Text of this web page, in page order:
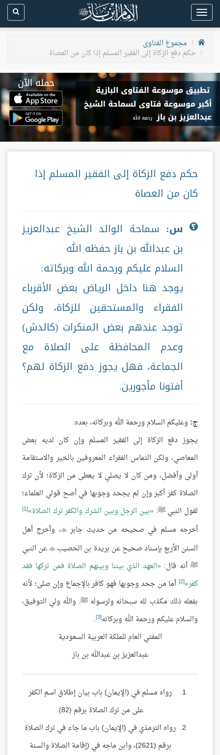
Toggle
navigation
مجموع الفتاوى
حكم دفع الزكاة إلى الفقير المسلم إذا كان من العصاة
حكم دفع الزكاة إلى الفقير المسلم إذا
كان من العصاة
س: سماحة الوالد الشيخ عبدالعزيز
بن عبدالله بن باز حفظه الله
السلام عليكم ورحمة الله وبركاته:
يوجد هنا داخل الرياض بعض الأقرباء
الفقراء والمستحقين للزكاة، ولكن
توجد عندهم بعض المنكرات (كالدش)
وعدم المحافظة على الصلاة مع
الجماعة، فهل يجوز دفع الزكاة لهم؟
أفتونا مأجورين.
ج: وعليكم السلام ورحمة الله وبركاته، بعده:
يجوز دفع الزكاة إلى الفقير المسلم وإن كان لديه بعض
المعاصي، ولكن التماس الفقراء المعروفين بالخير والاستقامة
أولى وأفضل، ومن كان لا يصلي لا يعطى من الزكاة؛ لأن ترك
الصلاة كفر أكبر وإن لم يجحد وجوبها في أصح قولي العلماء؛
لقول النبي ﷺ: بين الرجل وبين الشرك والكفر ترك الصلاة [1]
أخرجه مسلم في صحيحه من حديث جابر، وأخرج أهل
السنن الأربع بإسناد صحيح عن بريدة بن الحصيب عن النبي
ﷺ أنه قال: العهد الذي بيننا وبينهم الصلاة فمن تركها فقد
كفر [2]
أما من جحد وجوبها فهو كافر بالإجماع وإن صلى؛ لأنه
بفعله ذلك مكذب لله سبحانه ولرسوله ﷺ. والله ولي التوفيق،
والسلام عليكم ورحمة الله وبركاته[3]
.
المفتي العام للملكة العربية السعودية
عبدالعزيز بن عبدالله بن باز
رواه مسلم في (الإيمان) باب بيان إطلاق اسم الكفر
على من ترك الصلاة برقم (82).
رواه الترمذي في (الإيمان) باب ما جاء في ترك الصلاة
برقم (2621)، وابن ماجه في (إقامة الصلاة والسنة